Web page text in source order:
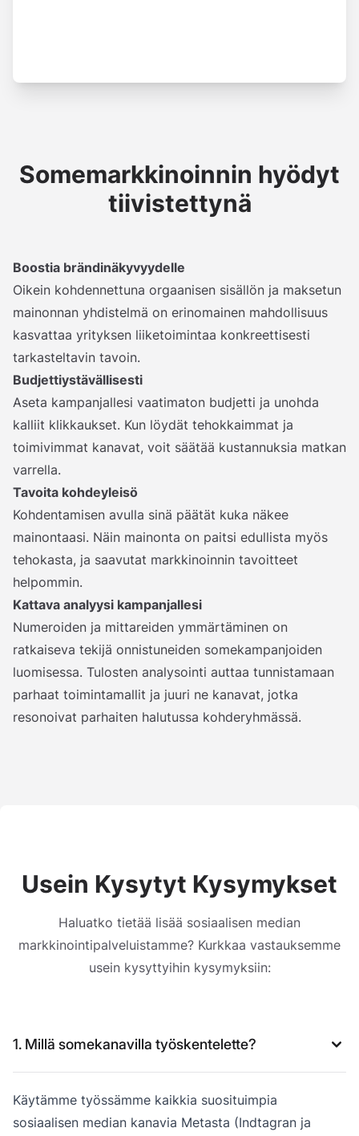
Somemarkkinoinnin hyödyt
tiivistettynä
Boostia brändinäkyvyydelle
Oikein kohdennettuna orgaanisen sisällön ja maksetun
mainonnan yhdistelmä on erinomainen mahdollisuus
kasvattaa yrityksen liiketoimintaa konkreettisesti
tarkasteltavin tavoin.
Budjettiystävällisesti
Aseta kampanjallesi vaatimaton budjetti ja unohda
kalliit klikkaukset. Kun löydät tehokkaimmat ja
toimivimmat kanavat, voit säätää kustannuksia matkan
varrella.
Tavoita kohdeyleisö
Kohdentamisen avulla sinä päätät kuka näkee
mainontaasi. Näin mainonta on paitsi edullista myös
tehokasta, ja saavutat markkinoinnin tavoitteet
helpommin.
Kattava analyysi kampanjallesi
Numeroiden ja mittareiden ymmärtäminen on
ratkaiseva tekijä onnistuneiden somekampanjoiden
luomisessa. Tulosten analysointi auttaa tunnistamaan
parhaat toimintamallit ja juuri ne kanavat, jotka
resonoivat parhaiten halutussa kohderyhmässä.
Usein Kysytyt Kysymykset
Haluatko tietää lisää sosiaalisen median
markkinointipalveluistamme? Kurkkaa vastauksemme
usein kysyttyihin kysymyksiin:
1. Millä somekanavilla työskentelette?
Käytämme työssämme kaikkia suosituimpia
sosiaalisen median kanavia Metasta (Indtagran ja